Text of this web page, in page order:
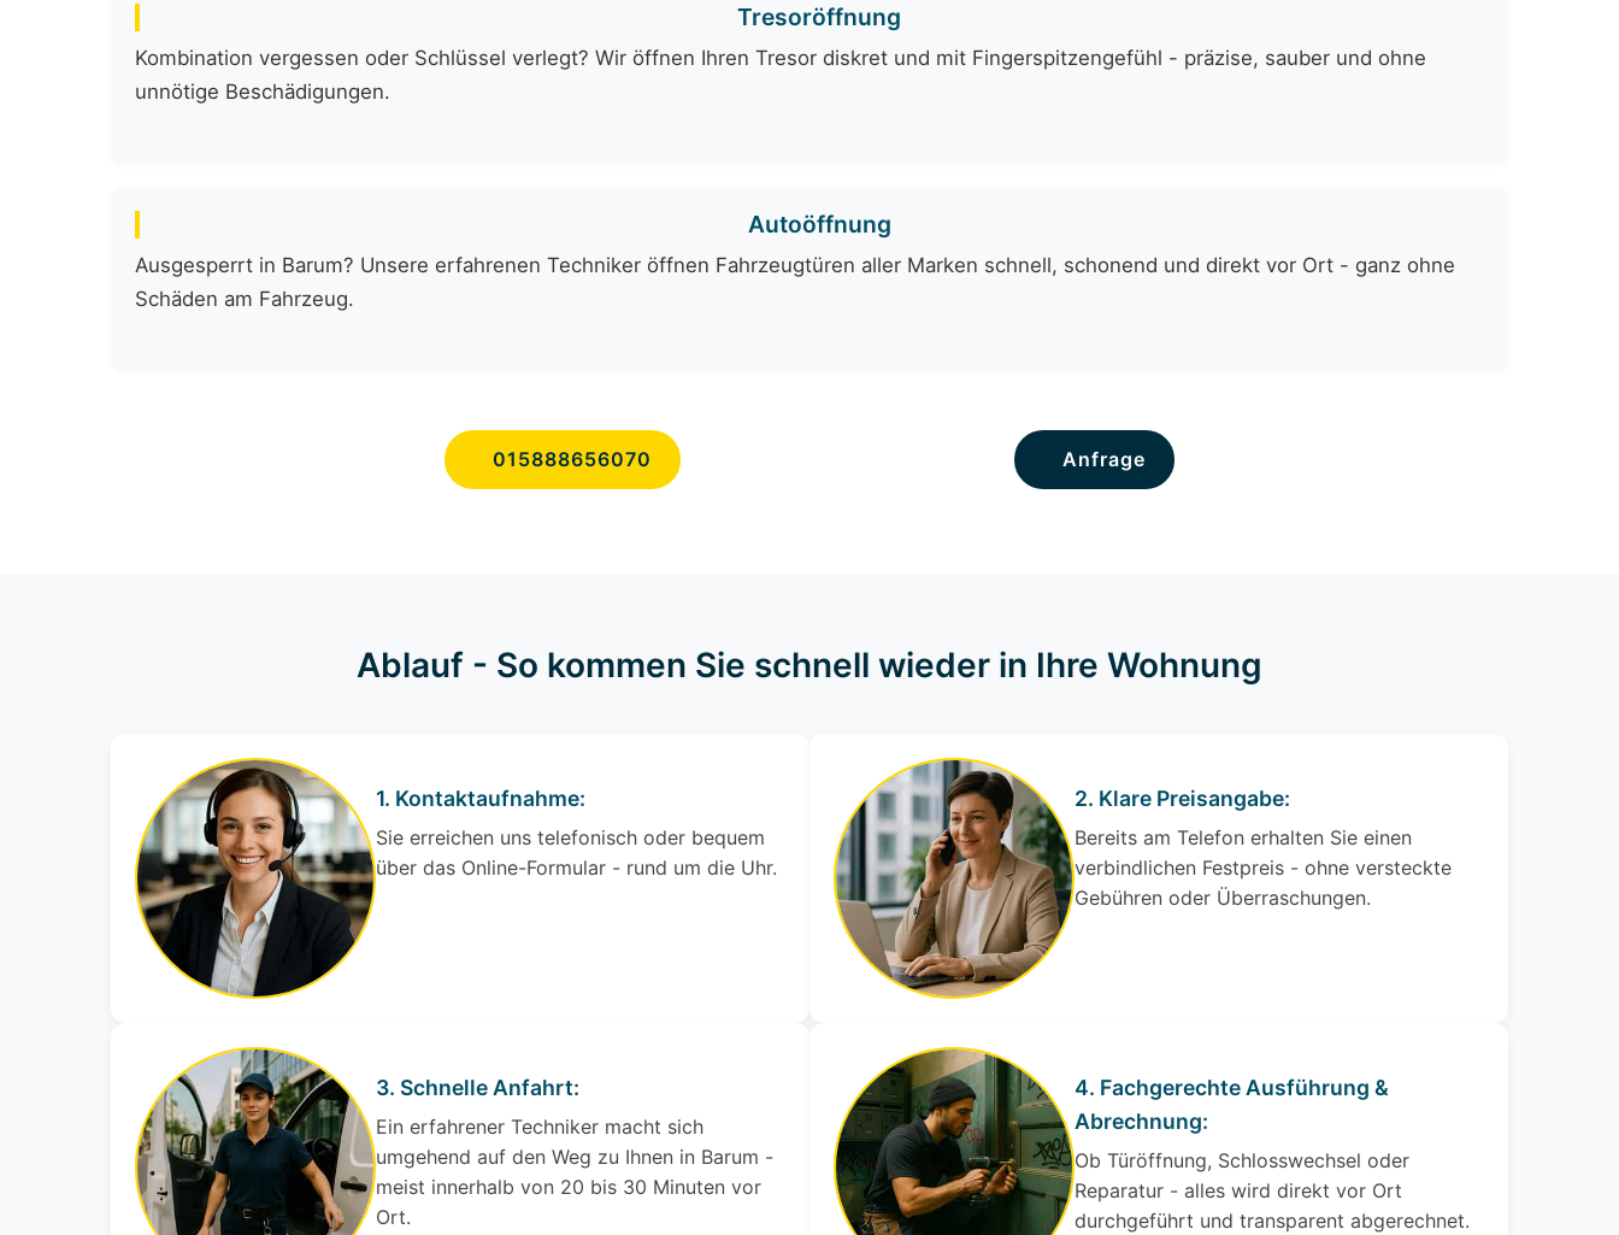
Tresoröffnung
Kombination vergessen oder Schlüssel verlegt? Wir öffnen Ihren Tresor diskret und mit Fingerspitzengefühl - präzise, sauber und ohne
unnötige Beschädigungen.
Autoöffnung
Ausgesperrt in Barum? Unsere erfahrenen Techniker öffnen Fahrzeugtüren aller Marken schnell, schonend und direkt vor Ort - ganz ohne
Schäden am Fahrzeug.
015888656070 Anfrage
Ablauf - So kommen Sie schnell wieder in Ihre Wohnung
1. Kontaktaufnahme:
Sie erreichen uns telefonisch oder bequem
über das Online-Formular - rund um die Uhr.
2. Klare Preisangabe:
Bereits am Telefon erhalten Sie einen
verbindlichen Festpreis - ohne versteckte
Gebühren oder Überraschungen.
3. Schnelle Anfahrt:
Ein erfahrener Techniker macht sich
umgehend auf den Weg zu Ihnen in Barum -
meist innerhalb von 20 bis 30 Minuten vor
Ort.
4. Fachgerechte Ausführung &
Abrechnung:
Ob Türöffnung, Schlosswechsel oder
Reparatur - alles wird direkt vor Ort
durchgeführt und transparent abgerechnet.